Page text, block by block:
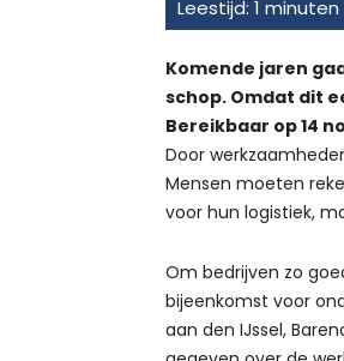
Komende jaren
schop. Omdat dit
Bereikbaar op 14
Door
Mensen moeten
voor hun logistiek,
Om bedrijven zo
bijeenkomst voor
aan den IJssel,